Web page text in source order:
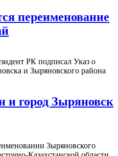
переименование
РК подписал Указ о
и Зыряновского района
и город Зыряновск
Зыряновского